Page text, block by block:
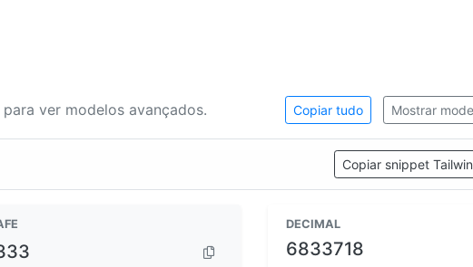
ver modelos avançados. Copiar tudo Mostrar
Copiar snippet
DECIMAL
6833718